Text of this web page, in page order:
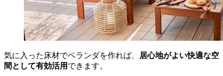
気に入った床材でベランダを作れば、
居心地がよい快適な空
間として有効活用 できます。